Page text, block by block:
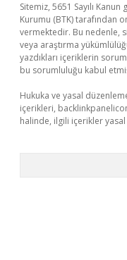
Sitemiz, 5651 Sayılı
Kurumu (BTK) tarafından
vermektedir. Bu nedenle,
veya araştırma
yazdıkları içeriklerin
bu sorumluluğu kabul
Hukuka ve yasal
içerikleri,
halinde, ilgili içerikler